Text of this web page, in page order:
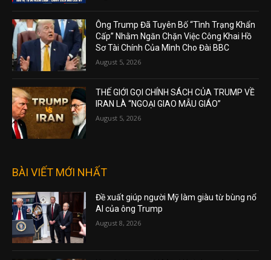
Ông Trump Đã Tuyên Bố “Tình Trạng Khẩn
Cấp” Nhằm Ngăn Chặn Việc Công Khai Hồ
Sơ Tài Chính Của Mình Cho Đài BBC
August 5, 2026
THẾ GIỚI GỌI CHÍNH SÁCH CỦA TRUMP VỀ
IRAN LÀ “NGOẠI GIAO MẪU GIÁO”
August 5, 2026
BÀI VIẾT MỚI NHẤT
Đề xuất giúp người Mỹ làm giàu từ bùng nổ
AI của ông Trump
August 8, 2026